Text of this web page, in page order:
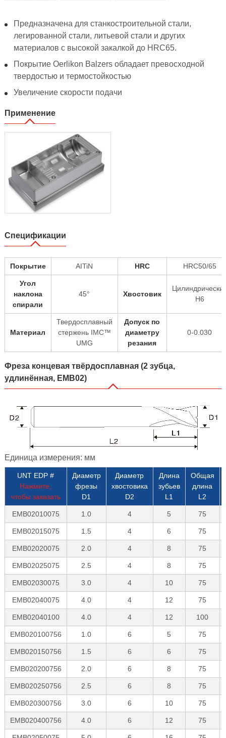
Предназначена для станкостроительной стали,
легированной стали, литьевой стали и других
материалов с высокой закалкой до HRC65.
Покрытие Oerlikon Balzers обладает превосходной
твердостью и термостойкостью
Увеличение скорости подачи
Применение
Спецификации
Покрытие AITiN HRC HRC50/65
Угол
наклона
спирали
45° Хвостовик
H6
Материал
Твердосплавный
стержень IMC™
UMG
Допуск по
диаметру
резания
0-0.030
Фреза концевая твёрдосплавная (2 зубца,
удлинённая, EMB02)
Единица измерения: мм
UNT EDP #
Нажмите,
чтобы заказать
Диаметр
фрезы
D1
Диаметр
хвостовика
D2
Длина
зубьев
L1
Общая
длина
L2
EMB02010075 1.0 4 5 75
EMB02015075 1.5 4 6 75
EMB02020075 2.0 4 8 75
EMB02025075 2.5 4 8 75
EMB02030075 3.0 4 10 75
EMB02040075 4.0 4 12 75
EMB02040100 4.0 4 12 100
EMB020100756 1.0 6 5 75
EMB020150756 1.5 6 6 75
EMB020200756 2.0 6 8 75
EMB020250756 2.5 6 8 75
EMB020300756 3.0 6 10 75
EMB020400756 4.0 6 12 75